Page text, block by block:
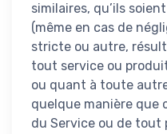
similaires, qu’ils
(même en cas de
stricte ou autre,
tout service ou
ou quant à toute
quelque manière que
du Service ou de